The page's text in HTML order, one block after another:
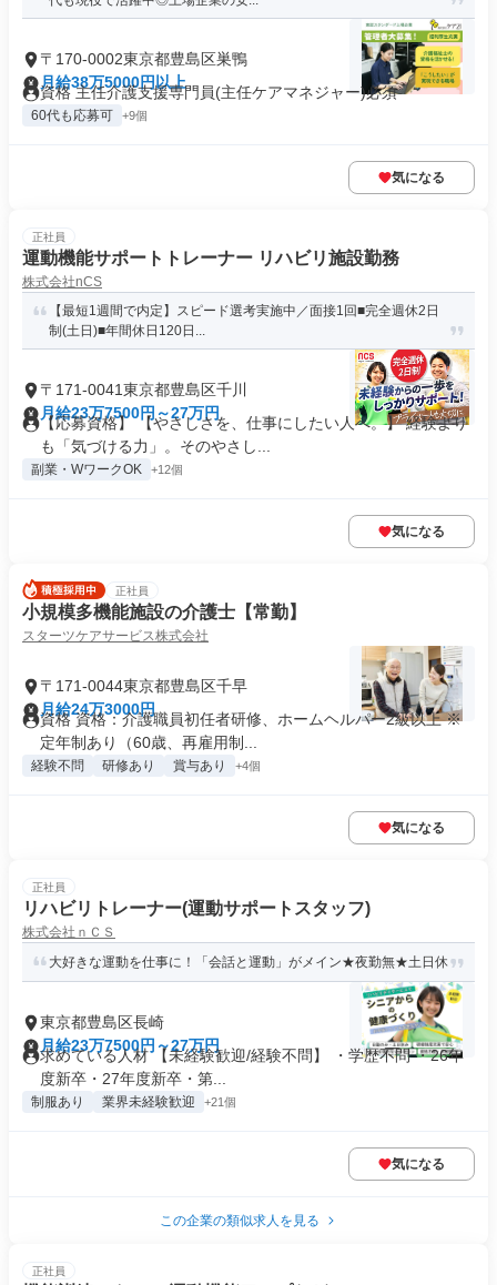
〒170-0002東京都豊島区巣鴨
月給38万5000円以上
資格 主任介護支援専門員(主任ケアマネジャー)必須
60代も応募可 +9個
気になる
正社員
運動機能サポートトレーナー リハビリ施設勤務
株式会社nCS
【最短1週間で内定】スピード選考実施中／面接1回■完全週休2日
制(土日)■年間休日120日...
〒171-0041東京都豊島区千川
月給23万7500円～27万円
【応募資格】 【やさしさを、仕事にしたい人へ。】 経験より
も「気づける力」。そのやさし...
副業・WワークOK +12個
気になる
正社員
小規模多機能施設の介護士【常勤】
スターツケアサービス株式会社
〒171-0044東京都豊島区千早
月給24万3000円
資格 資格：介護職員初任者研修、ホームヘルパー2級以上 ※
定年制あり（60歳、再雇用制...
経験不問 研修あり 賞与あり +4個
気になる
正社員
リハビリトレーナー(運動サポートスタッフ)
株式会社ｎＣＳ
大好きな運動を仕事に！「会話と運動」がメイン★夜勤無★土日休
東京都豊島区長崎
月給23万7500円～27万円
求めている人材 【未経験歓迎/経験不問】 ・学歴不問 ・26年
度新卒・27年度新卒・第...
制服あり 業界未経験歓迎 +21個
気になる
この企業の類似求人を見る
正社員